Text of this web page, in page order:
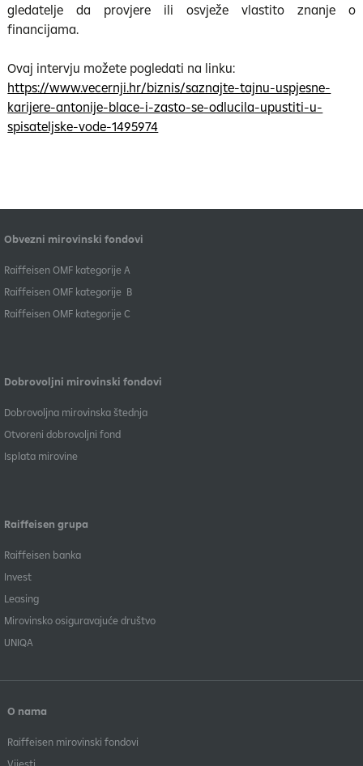
gledatelje da provjere ili osvježe vlastito znanje o
financijama.
Ovaj intervju možete pogledati na linku:
https://www.vecernji.hr/biznis/saznajte-tajnu-uspjesne-
karijere-antonije-blace-i-zasto-se-odlucila-upustiti-u-
spisateljske-vode-1495974
Obvezni mirovinski fondovi
​Raiffeisen OMF kategorije A
Raiffeisen OMF kategorije B
​Raiffeisen OMF kategorije C
Dobrovoljni mirovinski fondovi
Dobrovoljna mirovinska štednja
Otvoreni dobrovoljni fond
Isplata mirovine
Raiffeisen grupa
Raiffeisen banka
Invest
Leasing
Mirovinsko osiguravajuće društvo
UNIQA
O nama
Raiffeisen mirovinski fondovi